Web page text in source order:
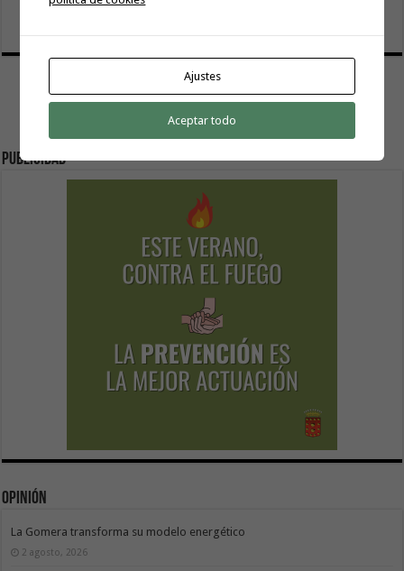
Publicidad
Opinión
La Gomera transforma su modelo energético
2 agosto, 2026
Ajustes
Aceptar todo